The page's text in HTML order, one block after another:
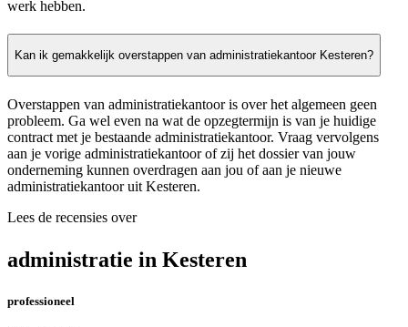
werk hebben.
Kan ik gemakkelijk overstappen van administratiekantoor Kesteren?
Overstappen van administratiekantoor is over het algemeen geen
probleem. Ga wel even na wat de opzegtermijn is van je huidige
contract met je bestaande administratiekantoor. Vraag vervolgens
aan je vorige administratiekantoor of zij het dossier van jouw
onderneming kunnen overdragen aan jou of aan je nieuwe
administratiekantoor uit Kesteren.
Lees de recensies over
administratie in Kesteren
professioneel